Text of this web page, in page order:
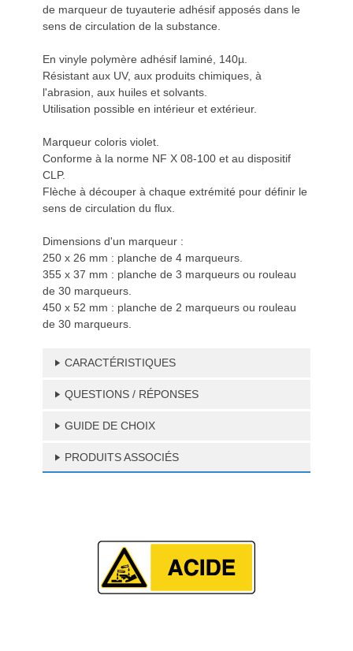
de marqueur de tuyauterie adhésif apposés dans le
sens de circulation de la substance.
En vinyle polymère adhésif laminé, 140µ.
Résistant aux UV, aux produits chimiques, à
l'abrasion, aux huiles et solvants.
Utilisation possible en intérieur et extérieur.
Marqueur coloris violet.
Conforme à la norme NF X 08-100 et au dispositif
CLP.
Flèche à découper à chaque extrémité pour définir le
sens de circulation du flux.
Dimensions d'un marqueur :
250 x 26 mm : planche de 4 marqueurs.
355 x 37 mm : planche de 3 marqueurs ou rouleau
de 30 marqueurs.
450 x 52 mm : planche de 2 marqueurs ou rouleau
de 30 marqueurs.
CARACTÉRISTIQUES
QUESTIONS / RÉPONSES
GUIDE DE CHOIX
PRODUITS ASSOCIÉS